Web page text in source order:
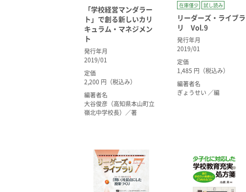
「学校経営マンダラー
ト」で創る新しいカリ
キュラム・マネジメン
ト
発行年月
2019/01
定価
2,200 円（税込み）
編著者名
大谷俊彦（高知県本山町立
嶺北中学校長）／著
在庫僅少 試し読み
リーダーズ・ライブラ
リ Vol.9
発行年月
2019/01
定価
1,485 円（税込み）
編著者名
ぎょうせい ／編